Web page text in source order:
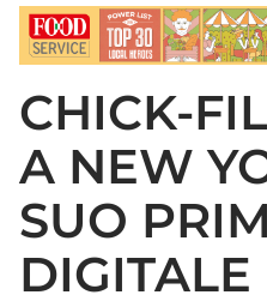
principale
CHICK-
A NEW
SUO
DIGITALE